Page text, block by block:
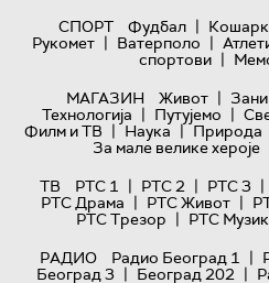
СПОРТ
Фудбал |
Рукомет | Ватерполо |
спортови |
МАГАЗИН
Живот |
Технологијa | Путујемо |
Филм и ТВ | Наука | Природа
За мале велике хероје
ТВ
РТС 1 | РТС 2 | РТС 3 |
РТС Драма | РТС Живот |
РТС Трезор | РТС
РАДИО
Радио Београд 1 |
Београд 3 | Београд 202 |